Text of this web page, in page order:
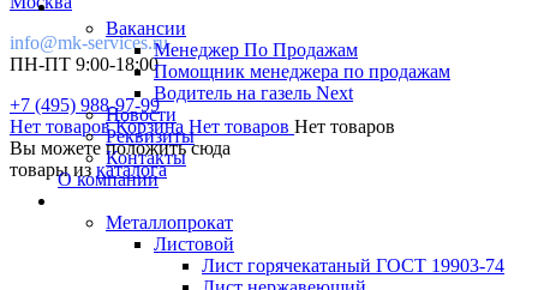
info@mk-services.ru
ПН-ПТ 9:00-18:00
+7 (495) 988-97-99
Нет товаровКорзина Нет товаров Нет товаров
Вы можете положить сюда
товары из каталога
Вакансии
Менеджер По Продажам
Помощник менеджера по продажам
Водитель на газель Next
Новости
Реквизиты
Контакты
О компании
Металлопрокат
Листовой
Лист горячекатаный ГОСТ 19903-74